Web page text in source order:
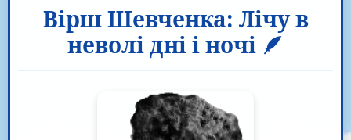
Вірш Шевченка: Лічу в
неволі дні і ночі 🪶